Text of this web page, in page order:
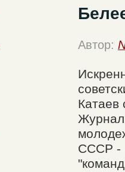
Автор:
Катаев
Журнал
СССР -